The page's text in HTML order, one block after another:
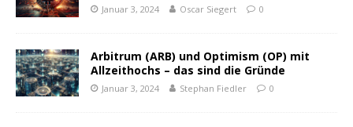
Januar 3, 2024 Oscar Siegert 0
Arbitrum (ARB) und Optimism (OP) mit
Allzeithochs – das sind die Gründe
Januar 3, 2024 Stephan Fiedler 0